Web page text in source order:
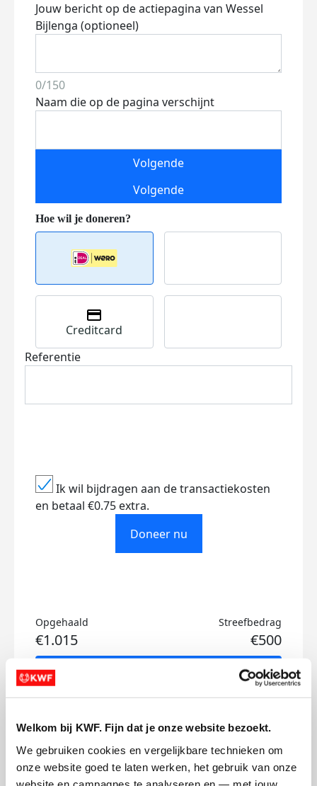
Welkom bij KWF. Fijn dat je onze website bezoekt.
We gebruiken cookies en vergelijkbare technieken om
onze website goed te laten werken, het gebruik van onze
Jouw bericht op de actiepagina van Wessel
Bijlenga (optioneel)
0/150
Naam die op de pagina verschijnt
Volgende
Volgende
Creditcard
Referentie
Ik wil bijdragen aan de transactiekosten
en betaal €0.75 extra.
Doneer nu
Opgehaald
€1.015
Streefbedrag
€500
Doneer
Wessel's badges